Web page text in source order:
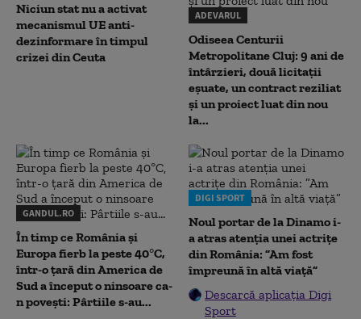
Niciun stat nu a activat
mecanismul UE anti-
dezinformare în timpul
crizei din Ceuta
ADEVARUL
Odiseea Centurii
Metropolitane Cluj: 9 ani de
întârzieri, două licitații
eșuate, un contract reziliat
și un proiect luat din nou
la...
GANDUL.RO
În timp ce România și
Europa fierb la peste 40°C,
într-o țară din America de
Sud a început o ninsoare ca-
n povești: Pârtiile s-au...
DIGI SPORT
Noul portar de la Dinamo i-
a atras atenția unei actrițe
din România: ”Am fost
împreună în altă viață”
Descarcă aplicația Digi
Sport